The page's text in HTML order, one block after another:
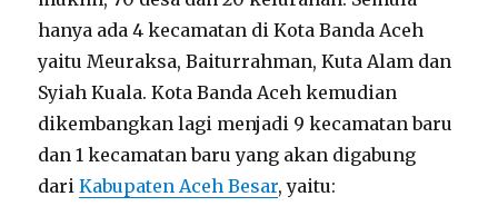
hanya ada 4 kecamatan di Kota Banda Aceh
yaitu Meuraksa, Baiturrahman, Kuta Alam dan
Syiah Kuala. Kota Banda Aceh kemudian
dikembangkan lagi menjadi 9 kecamatan baru
dan 1 kecamatan baru yang akan digabung
dariKabupaten Aceh Besar, yaitu: